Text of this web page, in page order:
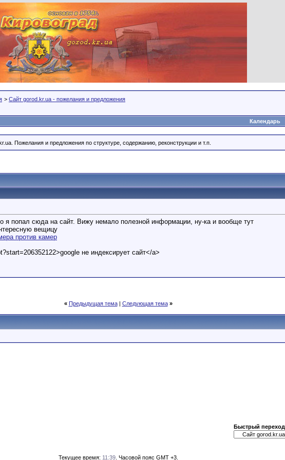
> Сайт gorod.kr.ua - пожелания и предложения
Календарь
Пожелания и предложения по структуре, содержанию, реконструкции и т.п.
я попал сюда на сайт. Вижу немало полезной информации, ну-ка и вообще тут
вещицу
против камер
не индексирует сайт</a>
« Предыдущая тема| Следующая тема »
Быстрый переход
Текущее время: 11:39. Часовой пояс GMT +3.